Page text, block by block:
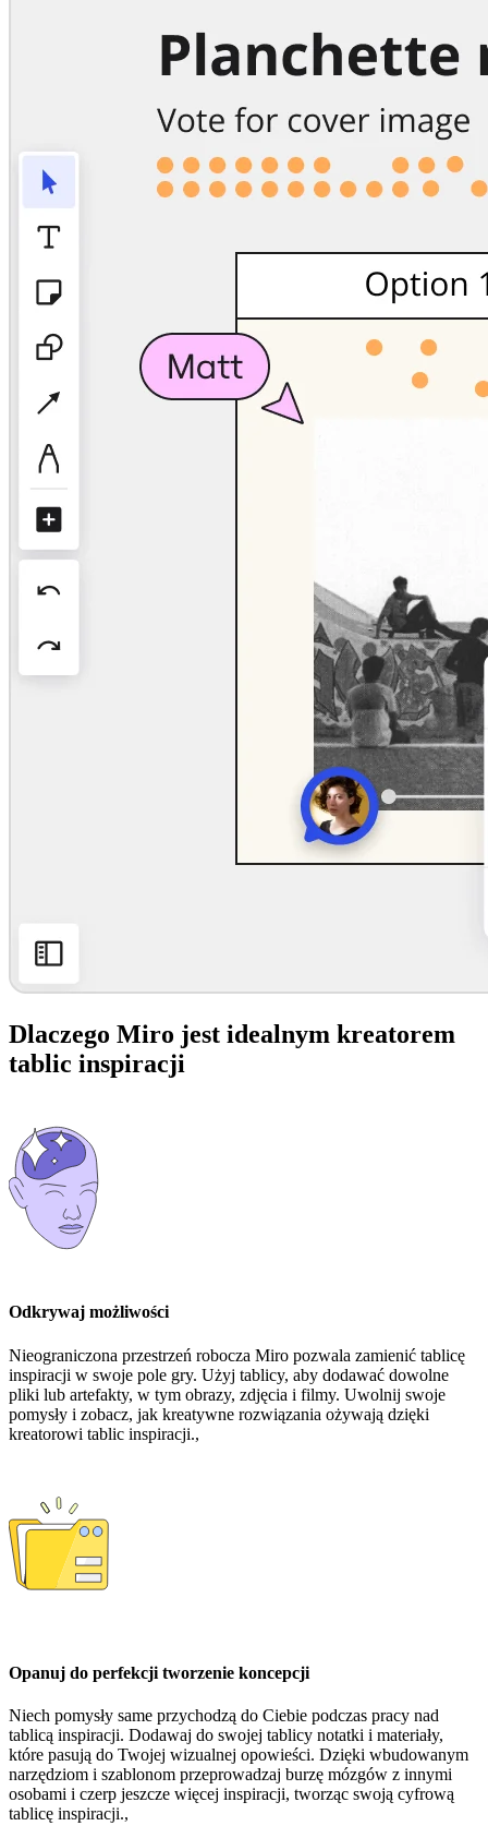
Dlaczego Miro jest idealnym kreatorem
tablic inspiracji
Odkrywaj możliwości
Nieograniczona przestrzeń robocza Miro pozwala zamienić tablicę
inspiracji w swoje pole gry. Użyj tablicy, aby dodawać dowolne
pliki lub artefakty, w tym obrazy, zdjęcia i filmy. Uwolnij swoje
pomysły i zobacz, jak kreatywne rozwiązania ożywają dzięki
kreatorowi tablic inspiracji.,
Opanuj do perfekcji tworzenie koncepcji
Niech pomysły same przychodzą do Ciebie podczas pracy nad
tablicą inspiracji. Dodawaj do swojej tablicy notatki i materiały,
które pasują do Twojej wizualnej opowieści. Dzięki wbudowanym
narzędziom i szablonom przeprowadzaj burzę mózgów z innymi
osobami i czerp jeszcze więcej inspiracji, tworząc swoją cyfrową
tablicę inspiracji.,